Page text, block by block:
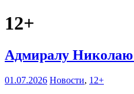
12+
Адмиралу Николаю
01.07.2026 Новости, 12+